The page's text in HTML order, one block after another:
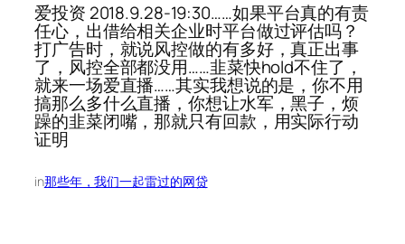
爱投资 2018.9.28-19:30……如果平台真的有责
任心，出借给相关企业时平台做过评估吗？
打广告时，就说风控做的有多好，真正出事
了，风控全部都没用……韭菜快hold不住了，
就来一场爱直播……其实我想说的是，你不用
搞那么多什么直播，你想让水军，黑子，烦
躁的韭菜闭嘴，那就只有回款，用实际行动
证明
in那些年，我们一起雷过的网贷